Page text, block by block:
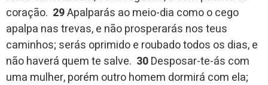
coração. 29Apalparás ao meio-dia como o cego
apalpa nas trevas, e não prosperarás nos teus
caminhos; serás oprimido e roubado todos os dias, e
não haverá quem te salve. 30Desposar-te-ás com
uma mulher, porém outro homem dormirá com ela;